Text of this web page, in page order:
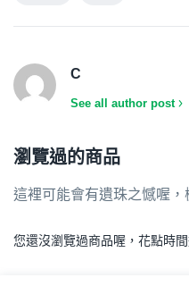
C
See all author post
瀏覽過的商品
這裡可能會有遺珠之憾喔，
您還沒瀏覽過商品喔，花點時